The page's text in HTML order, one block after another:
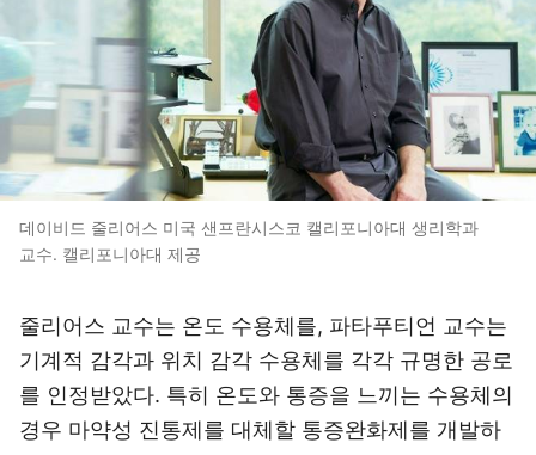
데이비드 줄리어스 미국 샌프란시스코 캘리포니아대 생리학과
교수. 캘리포니아대 제공
줄리어스 교수는 온도 수용체를, 파타푸티언 교수는
기계적 감각과 위치 감각 수용체를 각각 규명한 공로
를 인정받았다. 특히 온도와 통증을 느끼는 수용체의
경우 마약성 진통제를 대체할 통증완화제를 개발하